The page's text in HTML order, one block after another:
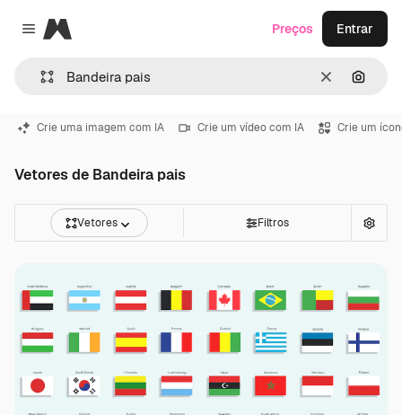
Close menu
Magnific
Limpar
Preços Entrar
Crie uma imagem com IA Crie um vídeo com IA Crie um
Vetores de Bandeira pais
Vetores Filtros